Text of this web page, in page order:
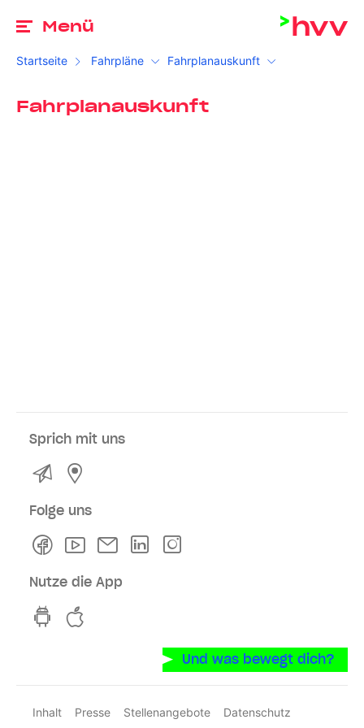
Menü
Startseite Fahrpläne Fahrplanauskunft
Fahrplanauskunft
Sprich mit uns
Kontakt
Folge uns
FacebookYoutubeNewsletterLinkedln
Nutze die App
hvv switch App auf GooglePlay
Und was bewegt dich?
Inhalt Presse Stellenangebote
Datenschutz